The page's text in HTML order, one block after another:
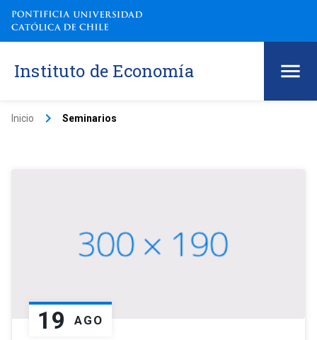
Instituto de Economía
Inicio keyboard_arrow_right Seminarios
19 AGO